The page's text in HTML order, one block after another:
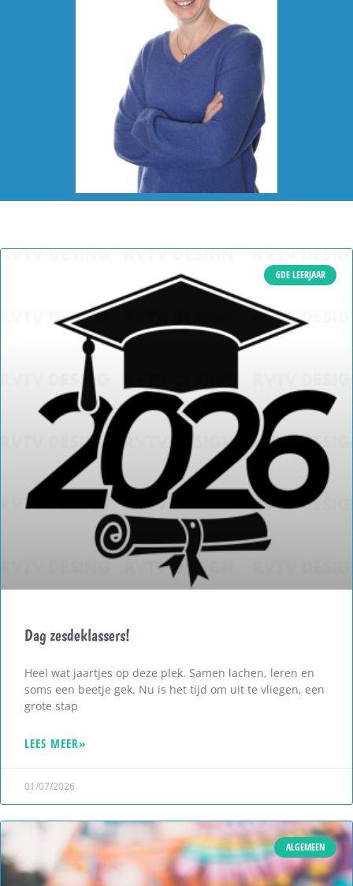
6DE LEERJAAR
Dag zesdeklassers!
Heel wat jaartjes op deze plek. Samen lachen, leren en
soms een beetje gek. Nu is het tijd om uit te vliegen, een
grote stap
LEES MEER»
01/07/2026
ALGEMEEN